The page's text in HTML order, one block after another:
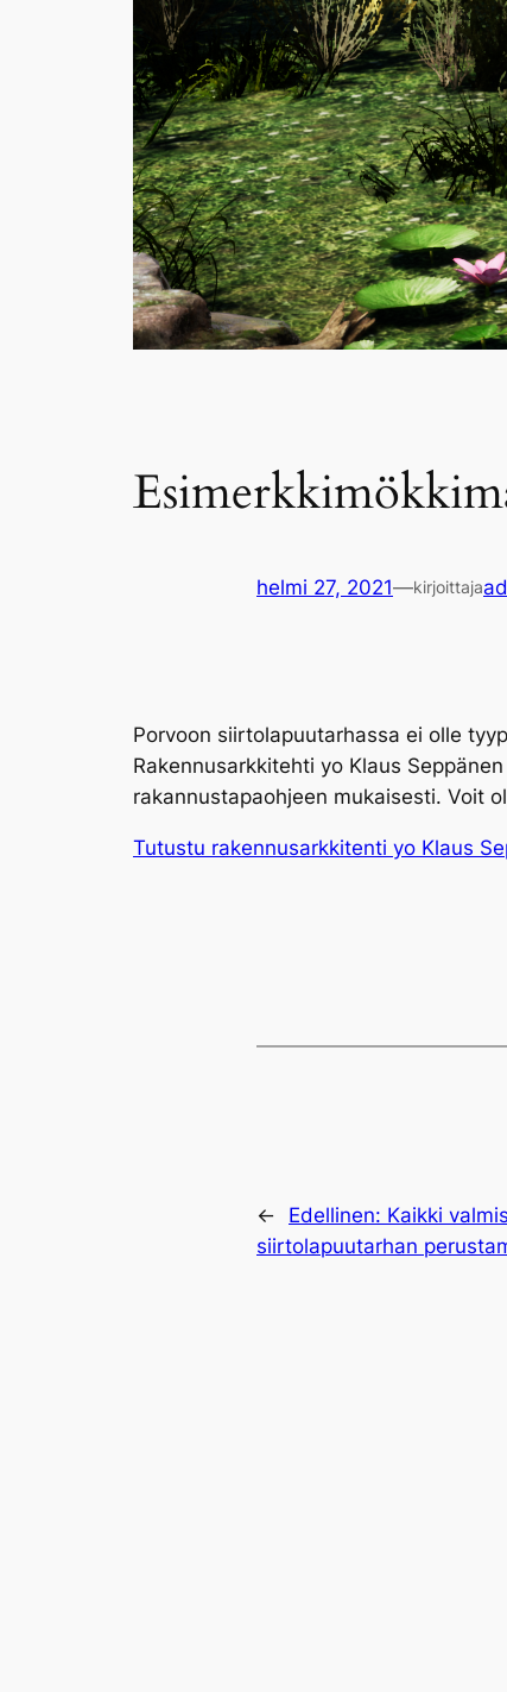
helmi 27, 2021—kirjoittaja
Porvoon siirtolapuutarhassa ei olle
Rakennusarkkitehti yo Klaus
rakannustapaohjeen mukaisesti. Voit
Tutustu rakennusarkkitenti yo Klaus
← Edellinen: Kaikki
siirtolapuutarhan